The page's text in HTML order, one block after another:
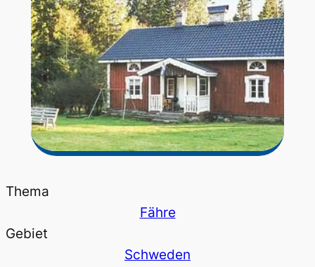
Thema
Fähre
Gebiet
Schweden